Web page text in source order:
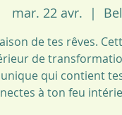
mar. 22 avr.
  |
de tes rêves.
de
qui contient
à ton feu